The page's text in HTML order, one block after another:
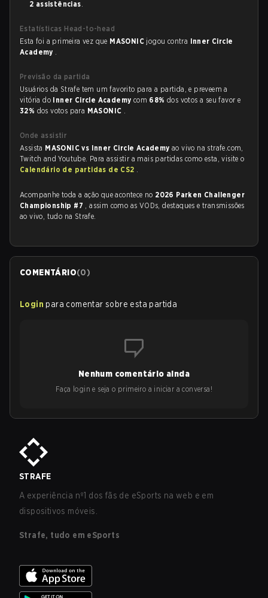
2 assistências.
Estatísticas Head-to-head
Esta foi a primeira vez que MASONIC jogou contra Inner Circle
Academy .
Previsão da partida
Usuários da Strafe tem um favorito para a partida, e preveem a
vitória do Inner Circle Academy com 68%dos votos a seu favor e
32% dos votos para MASONIC .
Onde assistir
Assista MASONIC vs Inner Circle Academyao vivo na strafe.com,
Twitch and Youtube. Para assistir a mais partidas como esta, visite o
Calendário de partidas de CS2 .
Acompanhe toda a ação que acontece no 2026 Parken Challenger
Championship #7 , assim como as VODs, destaques e transmissões
ao vivo, tudo na Strafe.
COMENTÁRIO(0)
Login para comentar sobre esta partida
Nenhum comentário ainda
Faça login e seja o primeiro a iniciar a conversa!
STRAFE
A experiência nº1 dos fãs de eSports na web e em
dispositivos móveis.
Strafe, tudo em eSports